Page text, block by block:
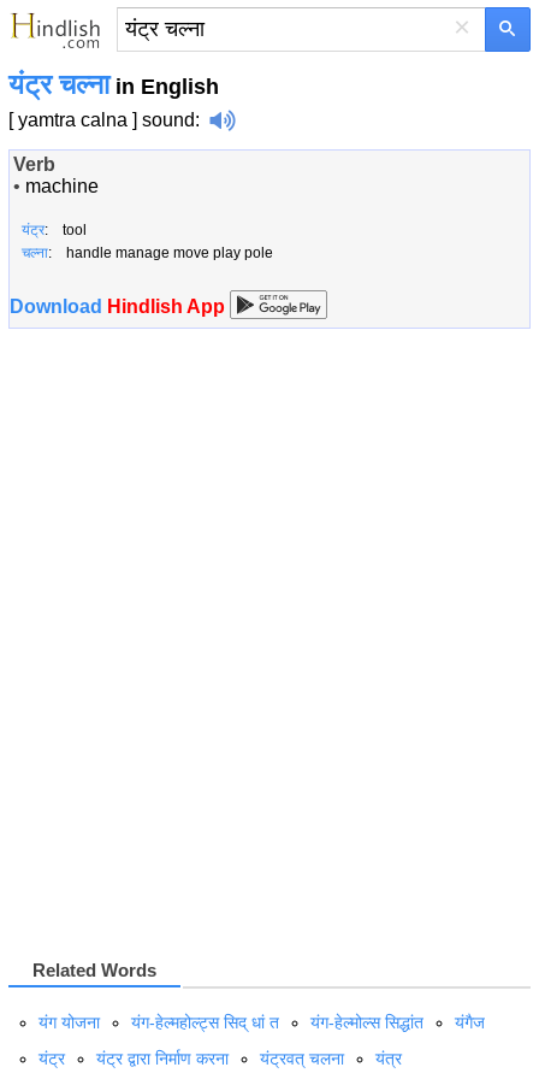
×
यंट्र चल्नाin English
[ yamtra calna ] sound:
Verb
• machine
यंट्र: tool
चल्ना: handle manage move play pole
Download Hindlish App
Related Words
यंग योजना यंग-हेल्महोल्ट्स सिद् धां त यंग-हेल्मोल्स सिद्धांत
यंगैज
यंट्र
यंट्र द्वारा निर्माण करना यंट्रवत् चलना यंत्र